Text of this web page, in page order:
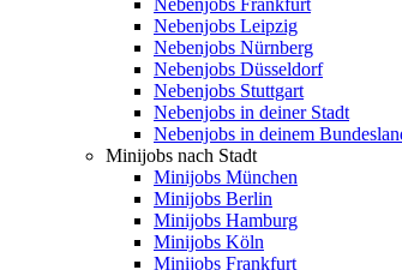
Nebenjobs Frankfurt
Nebenjobs Leipzig
Nebenjobs Nürnberg
Nebenjobs Düsseldorf
Nebenjobs Stuttgart
Nebenjobs in deiner Stadt
Nebenjobs in deinem
Minijobs nach Stadt
Minijobs München
Minijobs Berlin
Minijobs Hamburg
Minijobs Köln
Minijobs Frankfurt